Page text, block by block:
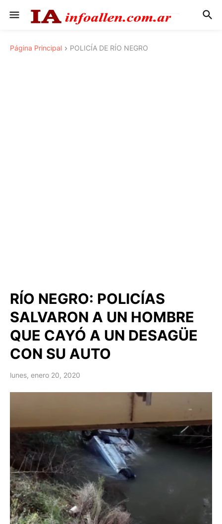
Página Principal POLICÍA DE RÍO NEGRO
RÍO NEGRO: POLICÍAS
SALVARON A UN HOMBRE
QUE CAYÓ A UN DESAGÜE
CON SU AUTO
lunes, enero 20, 2020